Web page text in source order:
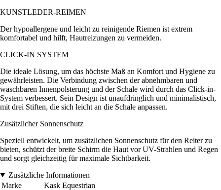
KUNSTLEDER-REIMEN
Der hypoallergene und leicht zu reinigende Riemen ist extrem
komfortabel und hilft, Hautreizungen zu vermeiden.
CLICK-IN SYSTEM
Die ideale Lösung, um das höchste Maß an Komfort und Hygiene zu
gewährleisten. Die Verbindung zwischen der abnehmbaren und
waschbaren Innenpolsterung und der Schale wird durch das Click-in-
System verbessert. Sein Design ist unaufdringlich und minimalistisch,
mit drei Stiften, die sich leicht an die Schale anpassen.
Zusätzlicher Sonnenschutz
Speziell entwickelt, um zusätzlichen Sonnenschutz für den Reiter zu
bieten, schützt der breite Schirm die Haut vor UV-Strahlen und Regen
und sorgt gleichzeitig für maximale Sichtbarkeit.
Zusätzliche Informationen
Marke
Kask Equestrian